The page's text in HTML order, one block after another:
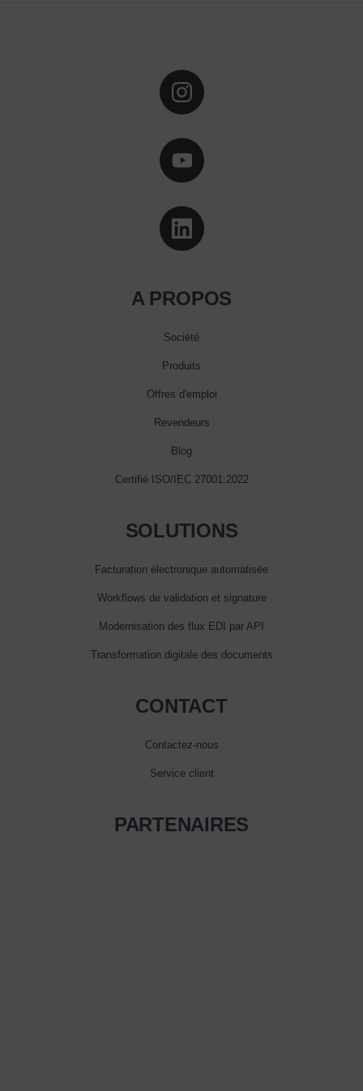
A PROPOS
Société
Produits
Offres d'emploi
Revendeurs
Blog
Certifié ISO/IEC 27001:2022
SOLUTIONS
Facturation électronique automatisée
Workflows de validation et signature
Modernisation des flux EDI par API
Transformation digitale des documents
CONTACT
Contactez-nous
Service client
PARTENAIRES